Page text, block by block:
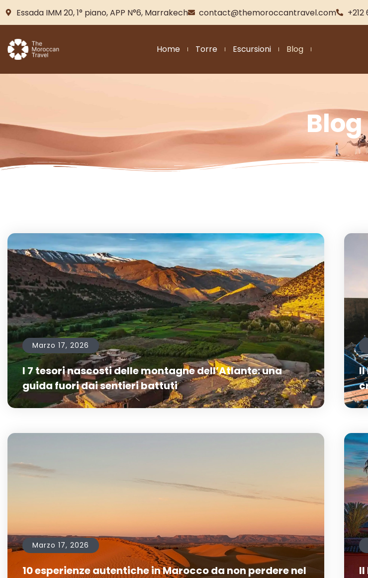
Essada IMM 20, 1° piano, APP N°6, Marrakech contact@themoroccantravel.com +212
Home Torre Escursioni Blog
Blog
Marzo 17, 2026
I 7 tesori nascosti delle montagne dell’Atlante: una
guida fuori dai sentieri battuti
Il
Marzo 17, 2026
10 esperienze autentiche in Marocco da non perdere nel
Il